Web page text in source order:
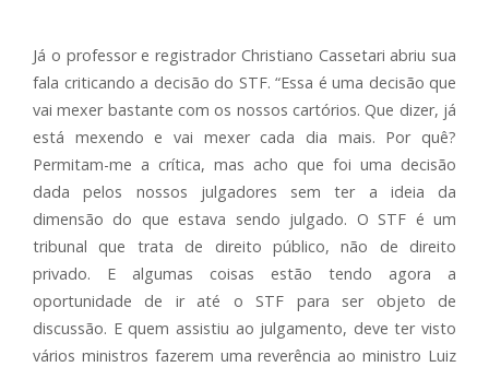
Já o professor e registrador Christiano Cassetari abriu sua
fala criticando a decisão do STF. “Essa é uma decisão que
vai mexer bastante com os nossos cartórios. Que dizer, já
está mexendo e vai mexer cada dia mais. Por quê?
Permitam-me a crítica, mas acho que foi uma decisão
dada pelos nossos julgadores sem ter a ideia da
dimensão do que estava sendo julgado. O STF é um
tribunal que trata de direito público, não de direito
privado. E algumas coisas estão tendo agora a
oportunidade de ir até o STF para ser objeto de
discussão. E quem assistiu ao julgamento, deve ter visto
vários ministros fazerem uma reverência ao ministro Luiz